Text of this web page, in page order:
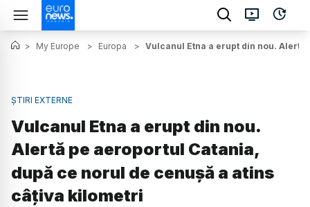
> My Europe > Europa > Vulcanul Etna a erupt din nou.
ȘTIRI EXTERNE
Vulcanul Etna a erupt din nou.
Alertă pe aeroportul Catania,
după ce norul de cenușă a atins
câțiva kilometri